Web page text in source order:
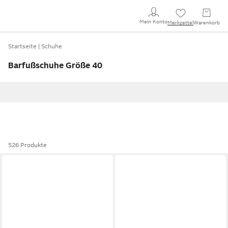
Mein KontoMerkzettel Warenkorb
Startseite Schuhe
Barfußschuhe Größe 40
526 Produkte